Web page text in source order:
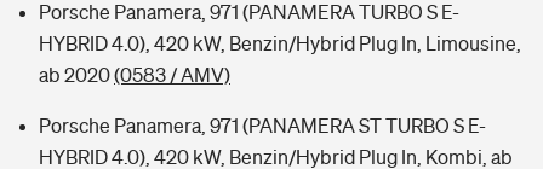
Porsche Panamera, 971 (PANAMERA TURBO S E-
HYBRID 4.0), 420 kW, Benzin/Hybrid Plug In, Limousine,
ab 2020(0583 / AMV)
Porsche Panamera, 971 (PANAMERA ST TURBO S E-
HYBRID 4.0), 420 kW, Benzin/Hybrid Plug In, Kombi, ab